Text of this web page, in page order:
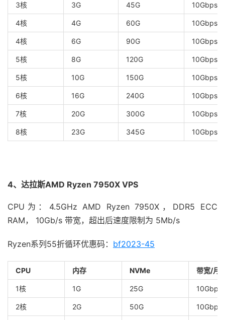
3核 3G 45G 10Gbps/
4核 4G 60G 10Gbps/
4核 6G 90G 10Gbps/
5核 8G 120G 10Gbps/
5核 10G 150G 10Gbps/
6核 16G 240G 10Gbps/
7核 20G 300G 10Gbps/
8核 23G 345G 10Gbps/
4、达拉斯AMD Ryzen 7950X VPS
CPU为：4.5GHz AMD Ryzen 7950X，DDR5 ECC
RAM， 10Gb/s 带宽，超出后速度限制为 5Mb/s
Ryzen系列55折循环优惠码： bf2023-45
CPU 内存 NVMe 带宽/月
1核 1G 25G
2核 2G 50G